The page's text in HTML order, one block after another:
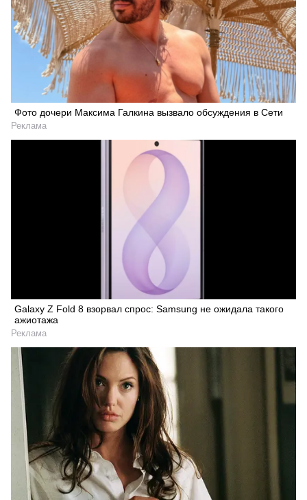
Фото дочери Максима Галкина вызвало обсуждения в Сети
Реклама
Galaxy Z Fold 8 взорвал спрос: Samsung не ожидала такого
ажиотажа
Реклама